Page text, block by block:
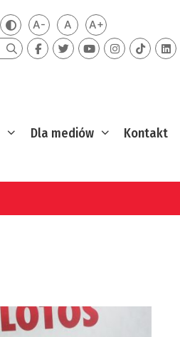
Zmień kontrast
A-Mniejsza czcionka
ADomyślna czcionka
A+Większa
Szukaj
Dla mediów Kontakt